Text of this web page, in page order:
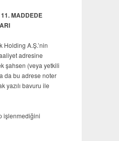
MADDEDE
Holding A.Ş.’nin
adresine
şahsen (veya yetkili
da bu adrese noter
yazılı bavuru ile
işlenmediğini